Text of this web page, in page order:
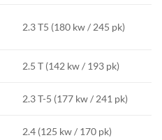
2.3 T5 (180 kw / 245 pk)
2.5 T (142 kw / 193 pk)
2.3 T-5 (177 kw / 241 pk)
2.4 (125 kw / 170 pk)